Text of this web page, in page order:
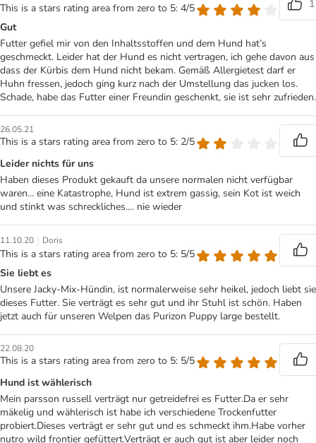
This is a stars rating area from zero to 5: 4/5
1
Gut
Futter gefiel mir von den Inhaltsstoffen und dem Hund hat’s
geschmeckt. Leider hat der Hund es nicht vertragen, ich gehe davon aus
dass der Kürbis dem Hund nicht bekam. Gemäß Allergietest darf er
Huhn fressen, jedoch ging kurz nach der Umstellung das jucken los.
Schade, habe das Futter einer Freundin geschenkt, sie ist sehr zufrieden.
26.05.21
This is a stars rating area from zero to 5: 2/5
Leider nichts für uns
Haben dieses Produkt gekauft da unsere normalen nicht verfügbar
waren... eine Katastrophe, Hund ist extrem gassig, sein Kot ist weich
und stinkt was schreckliches.... nie wieder
11.10.20 | Doris
This is a stars rating area from zero to 5: 5/5
Sie liebt es
Unsere Jacky-Mix-Hündin, ist normalerweise sehr heikel, jedoch liebt sie
dieses Futter. Sie verträgt es sehr gut und ihr Stuhl ist schön. Haben
jetzt auch für unseren Welpen das Purizon Puppy large bestellt.
22.08.20
This is a stars rating area from zero to 5: 5/5
Hund ist wählerisch
Mein parsson russell verträgt nur getreidefrei es Futter.Da er sehr
mäkelig und wählerisch ist habe ich verschiedene Trockenfutter
probiert.Dieses verträgt er sehr gut und es schmeckt ihm.Habe vorher
nutro wild frontier gefüttert.Verträgt er auch gut ist aber leider noch